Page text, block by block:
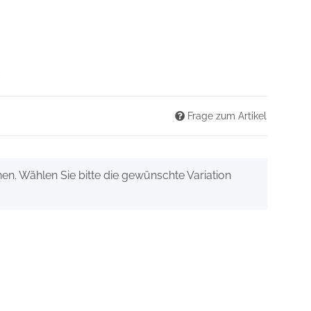
Frage zum Artikel
Wählen Sie bitte die gewünschte Variation